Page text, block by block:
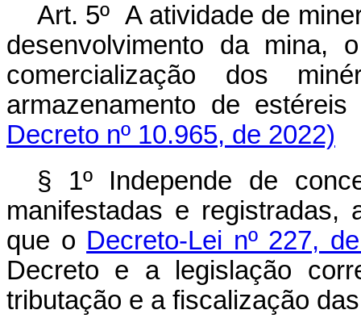
Art. 5º A atividade de
desenvolvimento da mina,
comercialização dos
armazenamento de
Decreto nº 10.965, de 2022)
§ 1º Independe de
manifestadas e
que o Decreto-Lei nº 227,
Decreto e a legislação
tributação e a fiscalização